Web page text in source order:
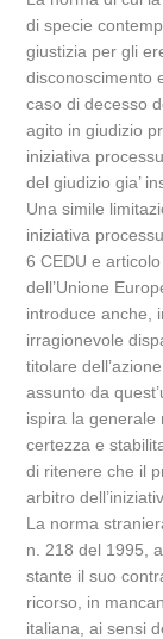
di specie
giustizia per gli
disconoscimento
caso di decesso
agito in giudizio
iniziativa
del giudizio gia’
Una simile
iniziativa
6 CEDU e
dell’Unione
introduce anche,
irragionevole
titolare
assunto da
ispira la generale
certezza e
di ritenere che il
arbitro
La norma
n. 218 del 1995,
stante il suo
ricorso, in
italiana, ai sensi